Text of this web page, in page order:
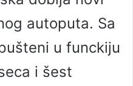
autoputa. Sa
u funckiju
i šest